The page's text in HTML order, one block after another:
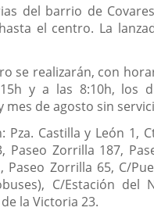
del barrio de
el centro. La
se realizarán, con
y a las 8:10h, los
mes de agosto sin
Pza. Castilla y León 1,
Paseo Zorrilla 187,
Paseo Zorrilla 65, C/
C/Estación del
de la Victoria 23.